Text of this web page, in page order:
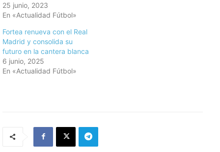
25 junio, 2023
En «Actualidad Fútbol»
Fortea renueva con el Real
Madrid y consolida su
futuro en la cantera blanca
6 junio, 2025
En «Actualidad Fútbol»